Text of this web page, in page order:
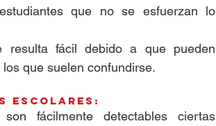
que no se esfuerzan lo
resulta fácil debido a que pueden
que suelen confundirse.
Escolares:
fácilmente detectables ciertas